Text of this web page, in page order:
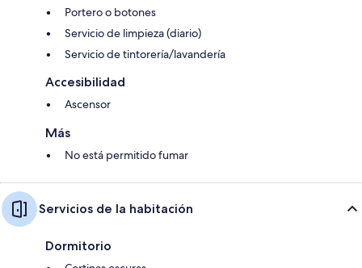
Portero o botones
Servicio de limpieza (diario)
Servicio de tintorería/lavandería
Accesibilidad
Ascensor
Más
No está permitido fumar
Servicios de la habitación
Dormitorio